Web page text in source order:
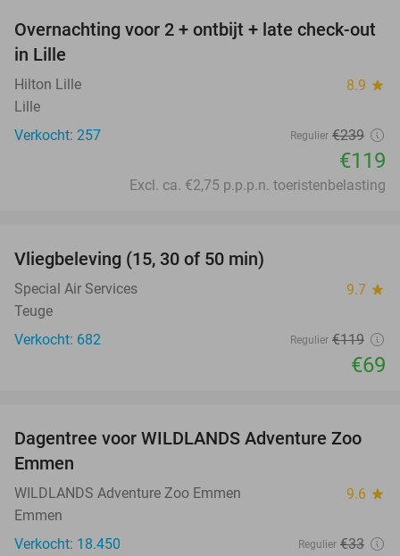
50%
Overnachting voor 2 + ontbijt + late check-out
in Lille
Hilton Lille 8.9 star
Lille
Verkocht: 257
Regulier €239
€119
Excl. ca. €2,75 p.p.p.n. toeristenbelasting
Vliegbeleving (15, 30 of 50 min)
Special Air Services 9.7 star
Teuge
Verkocht: 682
Regulier €119
€69
24%
Dagentree voor WILDLANDS Adventure Zoo
Emmen
WILDLANDS Adventure Zoo Emmen 9.6 star
Emmen
Verkocht: 18.450
Regulier €33